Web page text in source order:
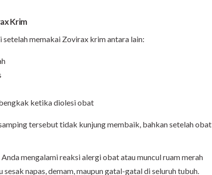
Krim
memakai Zovirax krim antara lain:
ketika diolesi obat
tersebut tidak kunjung membaik, bahkan setelah obat
mengalami reaksi alergi obat atau muncul ruam merah
napas, demam, maupun gatal-gatal di seluruh tubuh.